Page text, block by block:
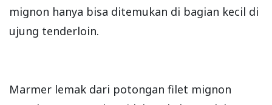
mignon hanya bisa ditemukan di bagian kecil di
ujung tenderloin.
Marmer lemak dari potongan filet mignon